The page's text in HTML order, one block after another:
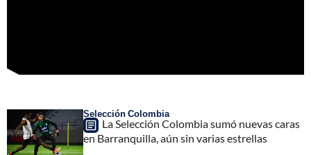
Selección Colombia
La Selección Colombia sumó nuevas caras
en Barranquilla, aún sin varias estrellas